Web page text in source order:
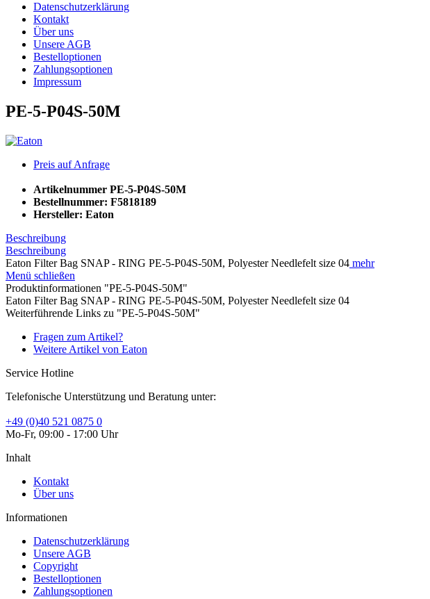
Datenschutzerklärung
Kontakt
Über uns
Unsere AGB
Bestelloptionen
Zahlungsoptionen
Impressum
PE-5-P04S-50M
Preis auf Anfrage
Artikelnummer PE-5-P04S-50M
Bestellnummer: F5818189
Hersteller: Eaton
Beschreibung
Beschreibung
Eaton Filter Bag SNAP - RING PE-5-P04S-50M, Polyester Needlefelt size 04 mehr
Menü schließen
Produktinformationen "PE-5-P04S-50M"
Eaton Filter Bag SNAP - RING PE-5-P04S-50M, Polyester Needlefelt size 04
Weiterführende Links zu "PE-5-P04S-50M"
Fragen zum Artikel?
Weitere Artikel von Eaton
Service Hotline
Telefonische Unterstützung und Beratung unter:
+49 (0)40 521 0875 0
Mo-Fr, 09:00 - 17:00 Uhr
Inhalt
Kontakt
Über uns
Informationen
Datenschutzerklärung
Unsere AGB
Copyright
Bestelloptionen
Zahlungsoptionen